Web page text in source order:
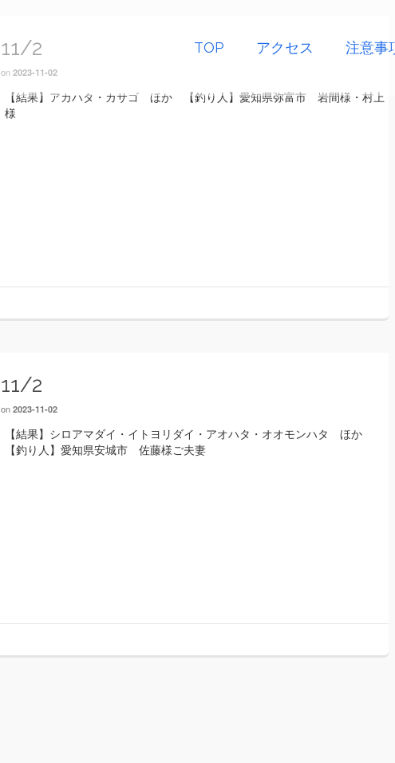
TOP アクセス 注意事
11/2
on 2023-11-02
【結果】アカハタ・カサゴ ほか 【釣り人】愛知県弥富市 岩間様・村上
様
11/2
on 2023-11-02
【結果】シロアマダイ・イトヨリダイ・アオハタ・オオモンハタ ほか
【釣り人】愛知県安城市 佐藤様ご夫妻